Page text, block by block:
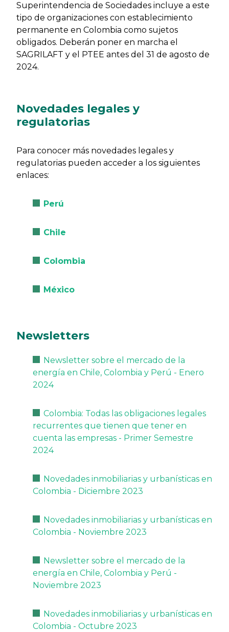
Superintendencia de Sociedades incluye a este
tipo de organizaciones con establecimiento
permanente en Colombia como sujetos
obligados. Deberán poner en marcha el
SAGRILAFT y el PTEE antes del 31 de agosto de
2024.
Novedades legales y
regulatorias
Para conocer más novedades legales y
regulatorias pueden acceder a los siguientes
enlaces:
Perú
Chile
Colombia
México
Newsletters
Newsletter sobre el mercado de la
energía en Chile, Colombia y Perú - Enero
2024
Colombia: Todas las obligaciones legales
recurrentes que tienen que tener en
cuenta las empresas - Primer Semestre
2024
Novedades inmobiliarias y urbanísticas en
Colombia - Diciembre 2023
Novedades inmobiliarias y urbanísticas en
Colombia - Noviembre 2023
Newsletter sobre el mercado de la
energía en Chile, Colombia y Perú -
Noviembre 2023
Novedades inmobiliarias y urbanísticas en
Colombia - Octubre 2023